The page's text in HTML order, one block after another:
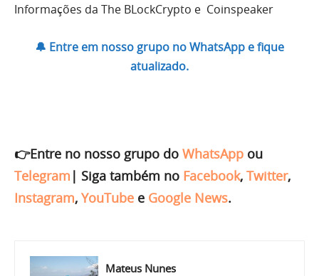
Informações da The BLockCrypto e Coinspeaker
🔔 Entre em nosso grupo no WhatsApp e fique
atualizado.
👉Entre no nosso grupo do WhatsApp ou
Telegram | Siga também no Facebook, Twitter,
Instagram, YouTube e Google News.
Mateus Nunes